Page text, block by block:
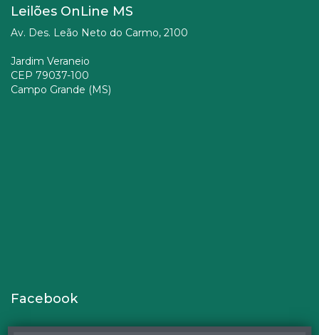
Leilões OnLine MS
Av. Des. Leão Neto do Carmo, 2100
Jardim Veraneio
CEP 79037-100
Campo Grande (MS)
Facebook